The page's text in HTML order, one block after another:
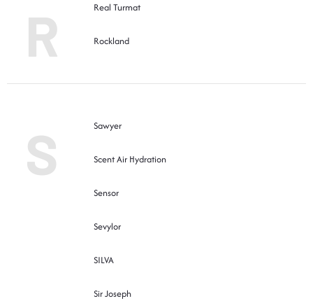
R Real Turmat
Rockland
S Sawyer
Scent Air Hydration
Sensor
Sevylor
SILVA
Sir Joseph